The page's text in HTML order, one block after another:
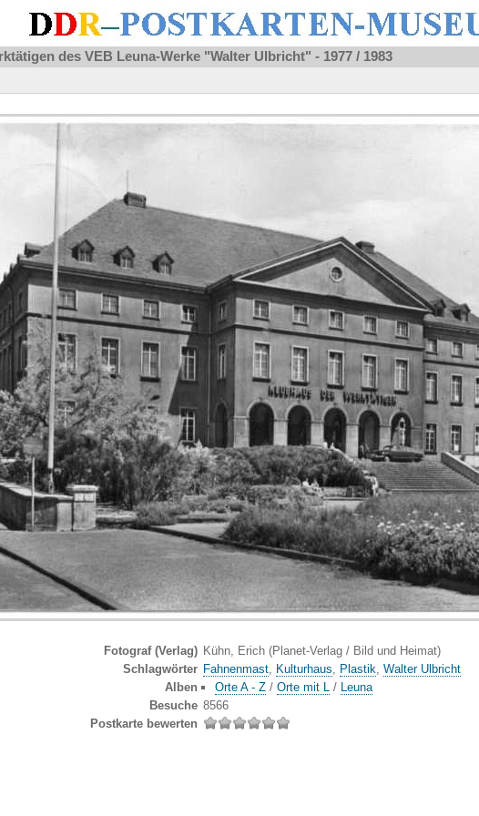
des VEB Leuna-Werke "Walter Ulbricht" - 1977 / 1983
Fotograf (Verlag) Kühn, Erich (Planet-Verlag / Bild und Heimat)
Schlagwörter Fahnenmast, Kulturhaus, Plastik, Walter Ulbricht
Alben
Orte A - Z/ Orte mit L/ Leuna
Besuche 8566
Postkarte bewerten